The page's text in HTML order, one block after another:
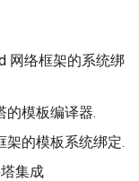
网络框架的系统绑
的模板编译器.
架的模板系统绑定.
集成